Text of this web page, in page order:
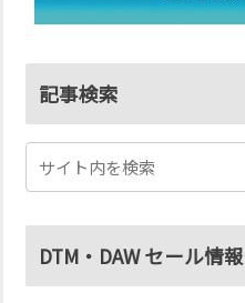
記事検索
DTM・DAW セール情報